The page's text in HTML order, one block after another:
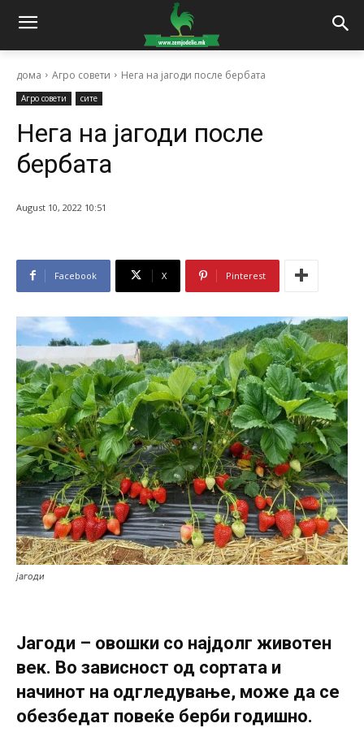
дома Агро совети Нега на јагоди после бербата
Агро совети сите
Нега на јагоди после
бербата
August 10, 2022 10:51
Facebook X Pinterest
јагоди
Јагоди – овошки со најдолг животен
век. Во зависност од сортата и
начинот на одгледување, може да се
обезбедат повеќе берби годишно.